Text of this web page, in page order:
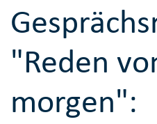
"Reden
morgen":